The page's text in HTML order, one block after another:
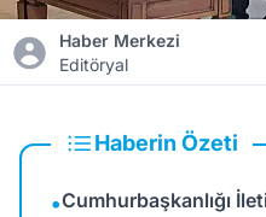
Haber Merkezi
Editöryal
Haberin Özeti
•Cumhurbaşkanlığı